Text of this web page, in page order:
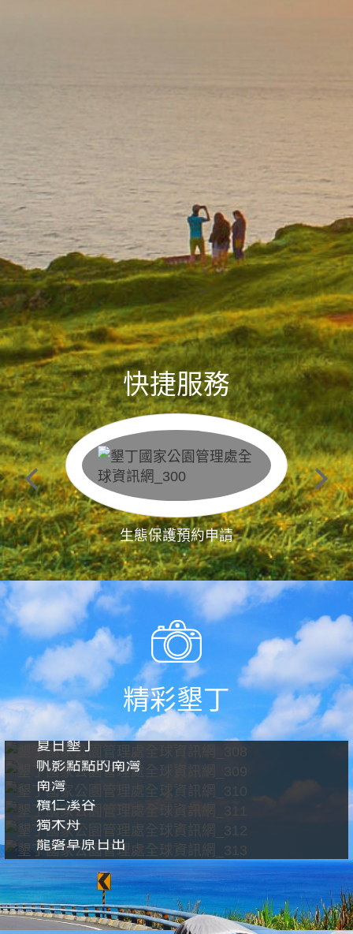
快捷服務
生態保護預約申請
精彩墾丁
夏日墾丁
帆影點點的南灣
南灣
欖仁溪谷
獨木舟
龍磐草原日出